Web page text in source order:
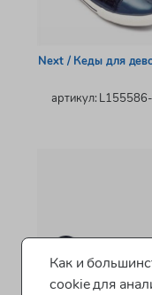
Next / Кеды для
артикул:
Как и
cookie для